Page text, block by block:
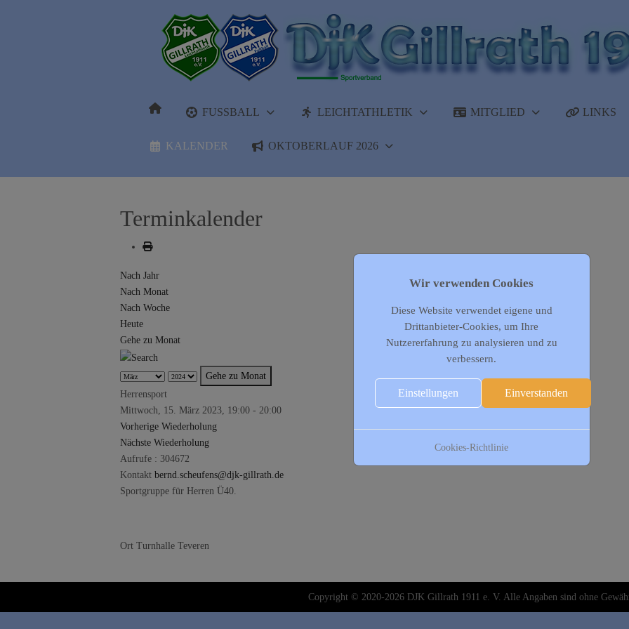
FUSSBALL LEICHTATHLETIK MITGLIED LINKS
KALENDER OKTOBERLAUF 2026
Terminkalender
Nach Jahr
Nach Monat
Nach Woche
Heute
Gehe zu Monat
Gehe zu Monat
Herrensport
Mittwoch, 15. März 2023, 19:00 - 20:00
Vorherige Wiederholung
Nächste Wiederholung
Aufrufe : 304672
Kontakt bernd.scheufens@djk-gillrath.de
Sportgruppe für Herren Ü40.
Ort Turnhalle Teveren
Copyright © 2020-2026 DJK Gillrath 1911 e. V. Alle Angaben sind ohne
Wir verwenden Cookies
Diese Website verwendet eigene und
Drittanbieter-Cookies, um Ihre
Nutzererfahrung zu analysieren und zu
verbessern.
Einstellungen Einverstanden
Cookies-Richtlinie